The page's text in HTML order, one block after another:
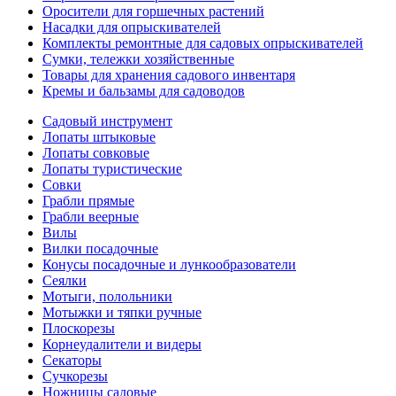
Оросители для горшечных растений
Насадки для опрыскивателей
Комплекты ремонтные для садовых опрыскивателей
Сумки, тележки хозяйственные
Товары для хранения садового инвентаря
Кремы и бальзамы для садоводов
Садовый инструмент
Лопаты штыковые
Лопаты совковые
Лопаты туристические
Совки
Грабли прямые
Грабли веерные
Вилы
Вилки посадочные
Конусы посадочные и лункообразователи
Сеялки
Мотыги, полольники
Мотыжки и тяпки ручные
Плоскорезы
Корнеудалители и видеры
Секаторы
Сучкорезы
Ножницы садовые